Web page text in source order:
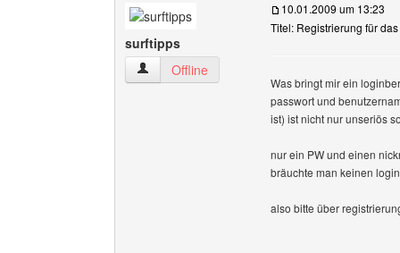
surftipps
surftipps Benutzer-Profile anzeigen
Offline
10.01.2009 um 13:23
Titel: Registrierung für
Was bringt mir ein
passwort und
ist) ist nicht nur unseriös
nur ein PW und einen
bräuchte man keinen
also bitte über